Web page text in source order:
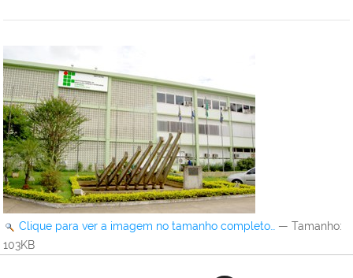
Clique para ver a imagem no tamanho completo… — Tamanho:
103KB